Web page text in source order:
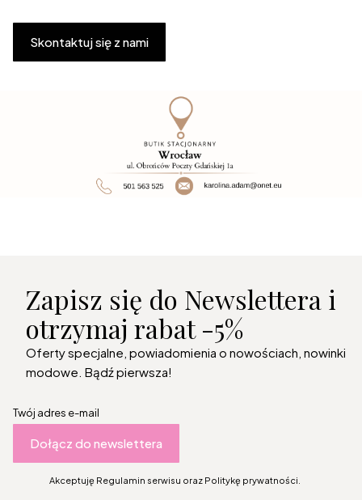
Skontaktuj się z nami
Zapisz się do Newslettera i
otrzymaj rabat -5%
Oferty specjalne, powiadomienia o nowościach, nowinki
modowe. Bądź pierwsza!
Twój adres e-mail
Dołącz do newslettera
Akceptuję Regulamin serwisu oraz Politykę prywatności.